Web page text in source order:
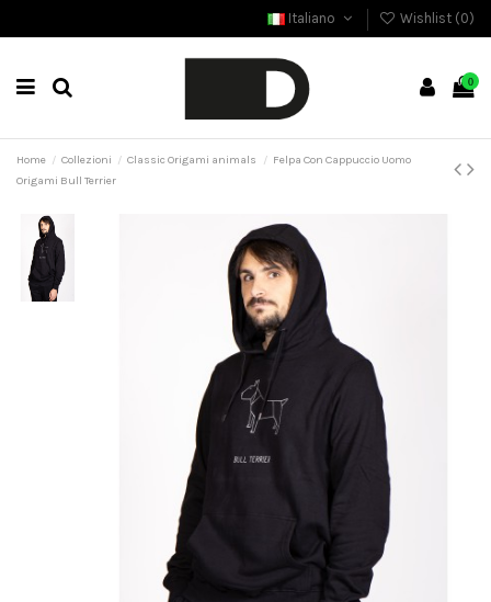
Italiano Wishlist (0)
0
Home Collezioni Classic Origami animals
Felpa Con Cappuccio Uomo
Origami Bull Terrier